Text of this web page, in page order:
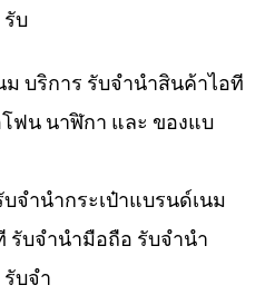
บ
บริการ รับจำนำสินค้าไอที
ฟน นาฬิกา และ ของแบ
จำนำกระเป๋าแบรนด์เนม
รับจำนำมือถือ รับจำนำ
บจำ